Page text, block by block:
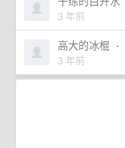
3 年前
高大的冰棍 ·
3 年前